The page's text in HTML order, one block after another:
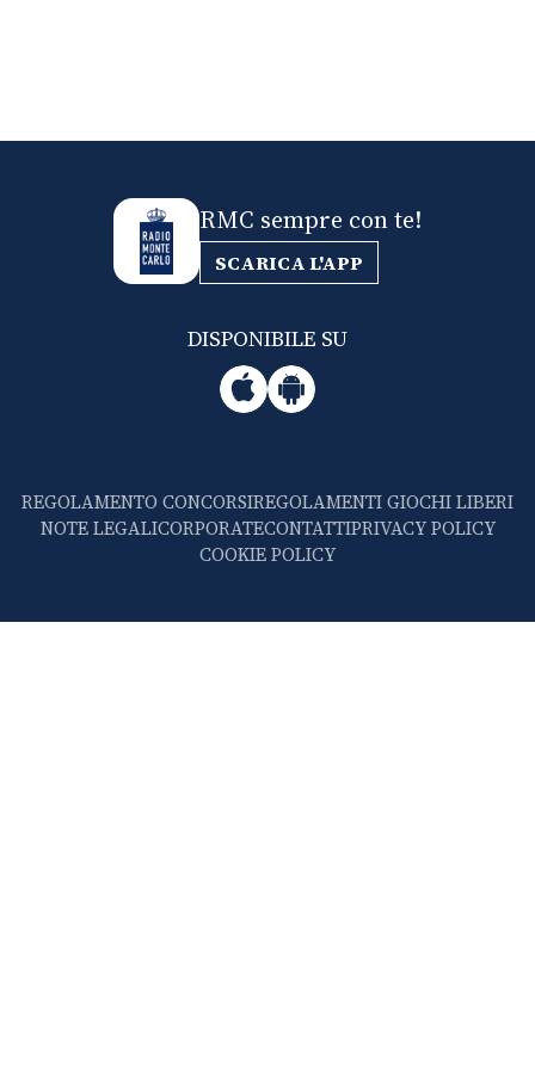
RMC sempre con te!
SCARICA L'APP
DISPONIBILE SU
REGOLAMENTO CONCORSIREGOLAMENTI GIOCHI LIBERI
NOTE LEGALICORPORATECONTATTIPRIVACY POLICY
COOKIE POLICY